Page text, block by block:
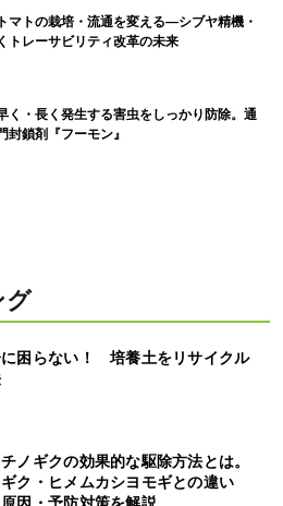
マトの栽培・流通を変える―シブヤ精機・
トレーサビリティ改革の未来
く・長く発生する害虫をしっかり防除。通
封鎖剤『フーモン』
グ
に困らない！ 培養土をリサイクル
ノギクの効果的な駆除方法とは。
ク・ヒメムカシヨモギとの違い
因・予防対策を解説